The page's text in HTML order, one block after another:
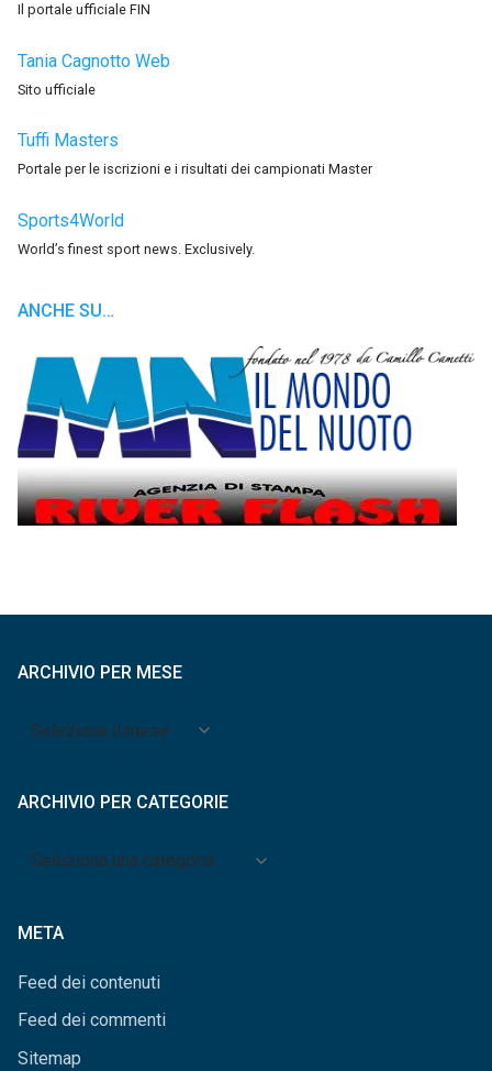
Il portale ufficiale FIN
Tania Cagnotto Web
Sito ufficiale
Tuffi Masters
Portale per le iscrizioni e i risultati dei campionati Master
Sports4World
World’s finest sport news. Exclusively.
ANCHE SU…
ARCHIVIO PER MESE
Archivio
ARCHIVIO PER CATEGORIE
Archivio
META
Feed dei contenuti
Feed dei commenti
Sitemap